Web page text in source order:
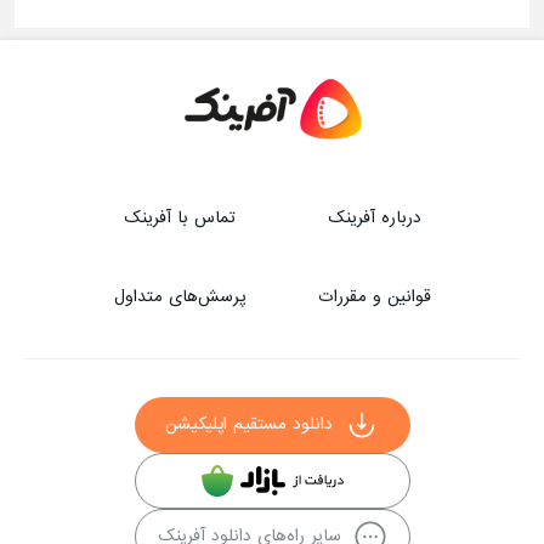
درباره آفرینک تماس با آفرینک
قوانین و مقررات پرسش‌های متداول
دانلود مستقیم اپلیکیشن
سایر راه‌های دانلود آفرینک